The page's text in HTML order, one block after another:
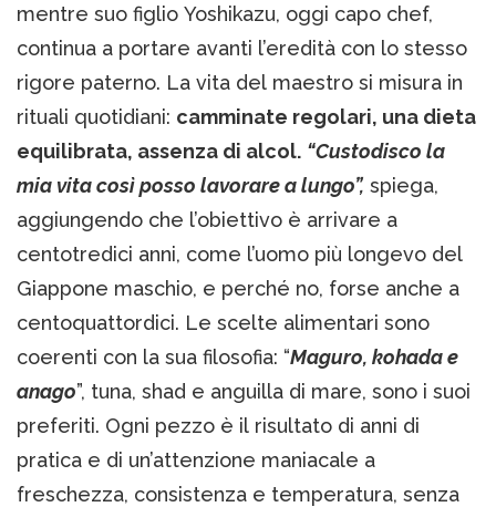
mentre suo figlio Yoshikazu, oggi capo chef,
continua a portare avanti l’eredità con lo stesso
rigore paterno. La vita del maestro si misura in
rituali quotidiani: camminate regolari, una dieta
equilibrata, assenza di alcol. “Custodisco la
mia vita così posso lavorare a lungo”, spiega,
aggiungendo che l’obiettivo è arrivare a
centotredici anni, come l’uomo più longevo del
Giappone maschio, e perché no, forse anche a
centoquattordici. Le scelte alimentari sono
coerenti con la sua filosofia: “Maguro, kohada e
anago”, tuna, shad e anguilla di mare, sono i suoi
preferiti. Ogni pezzo è il risultato di anni di
pratica e di un’attenzione maniacale a
freschezza, consistenza e temperatura, senza